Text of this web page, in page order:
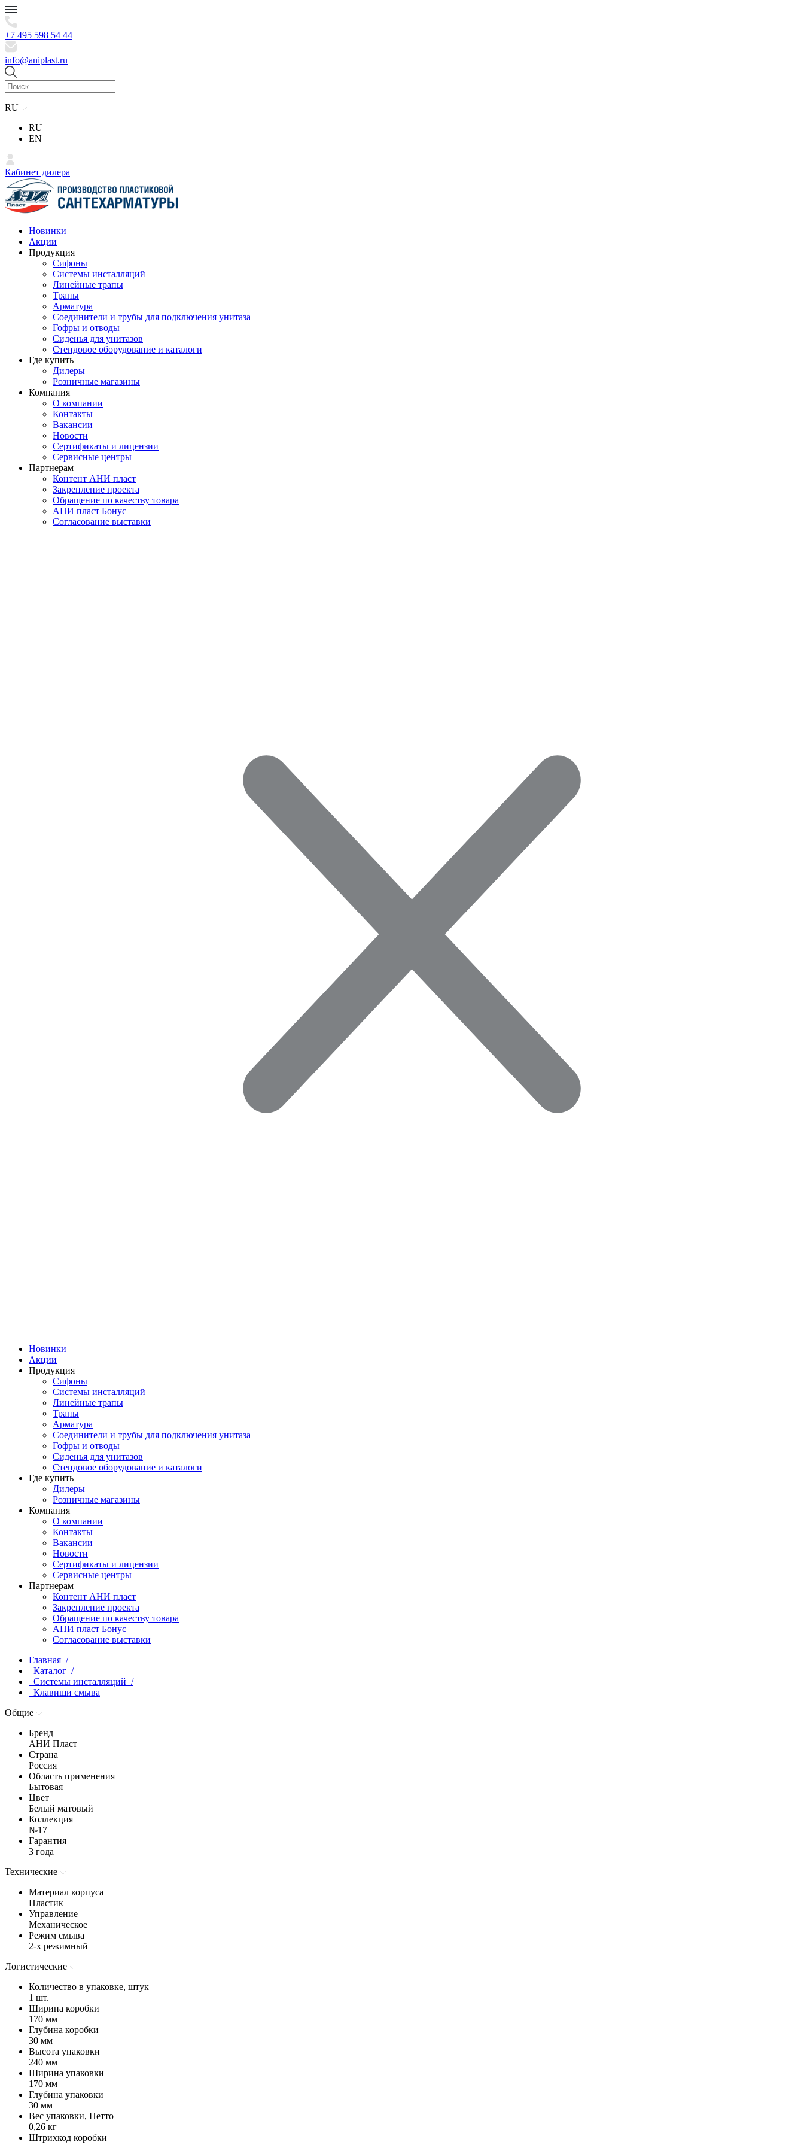
+7 495 598 54 44
info@aniplast.ru
RU
RU
EN
Кабинет дилера
Новинки
Акции
Продукция
Сифоны
Системы инсталляций
Линейные трапы
Трапы
Арматура
Соединители и трубы для подключения унитаза
Гофры и отводы
Сиденья для унитазов
Стендовое оборудование и каталоги
Где купить
Дилеры
Розничные магазины
Компания
О компании
Контакты
Вакансии
Новости
Сертификаты и лицензии
Сервисные центры
Партнерам
Контент АНИ пласт
Закрепление проекта
Обращение по качеству товара
АНИ пласт Бонус
Согласование выставки
Новинки
Акции
Продукция
Сифоны
Системы инсталляций
Линейные трапы
Трапы
Арматура
Соединители и трубы для подключения унитаза
Гофры и отводы
Сиденья для унитазов
Стендовое оборудование и каталоги
Где купить
Дилеры
Розничные магазины
Компания
О компании
Контакты
Вакансии
Новости
Сертификаты и лицензии
Сервисные центры
Партнерам
Контент АНИ пласт
Закрепление проекта
Обращение по качеству товара
АНИ пласт Бонус
Согласование выставки
Главная /
Каталог /
Системы инсталляций /
Клавиши смыва
Общие
Бренд
АНИ Пласт
Страна
Россия
Область применения
Бытовая
Цвет
Белый матовый
Коллекция
№17
Гарантия
3 года
Технические
Материал корпуса
Пластик
Управление
Механическое
Режим смыва
2-х режимный
Логистические
Количество в упаковке, штук
1 шт.
Ширина коробки
170 мм
Глубина коробки
30 мм
Высота упаковки
240 мм
Ширина упаковки
170 мм
Глубина упаковки
30 мм
Вес упаковки, Нетто
0,26 кг
Штрихкод коробки